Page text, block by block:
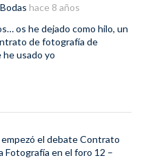
hace 8 años
os he dejado como hilo, un
de fotografía de
usado yo
empezó el debateContrato
Fotografía en el foro 12 –